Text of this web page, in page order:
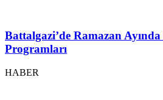
Battalgazi’de Ramazan Ayında
Programları
HABER